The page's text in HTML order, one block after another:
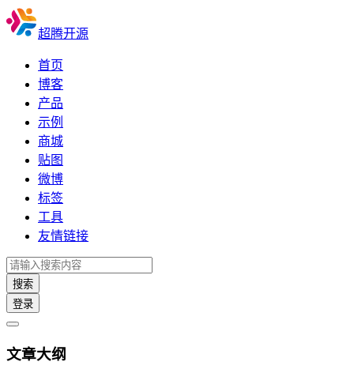
超腾开源
首页
博客
产品
示例
商城
贴图
微博
标签
工具
友情链接
搜索
登录
文章大纲